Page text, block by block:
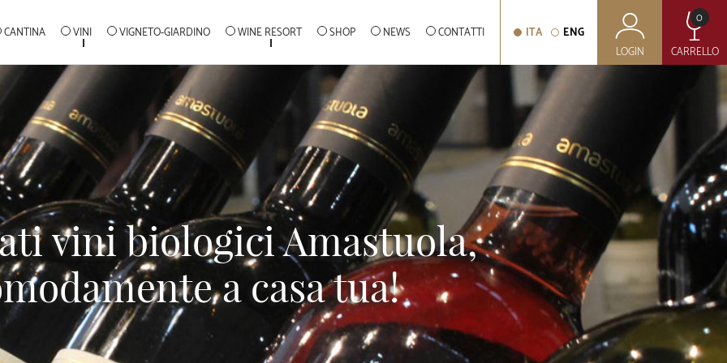
CANTINA VINI VIGNETO-GIARDINO WINE RESORT SHOP NEWS CONTATTI ITA
ENG
LOGIN
CARRELLO
0
vini biologici Amastuola,
a casa tua!